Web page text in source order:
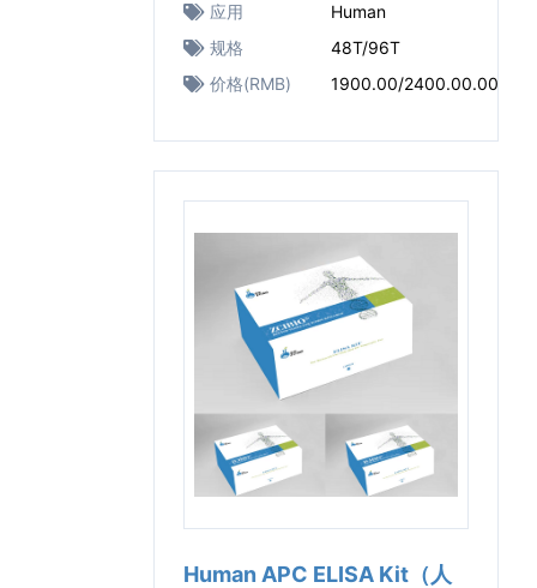
应用
Human
规格
48T/96T
价格(RMB)
1900.00/2400.00.00
Human APC ELISA Kit（人